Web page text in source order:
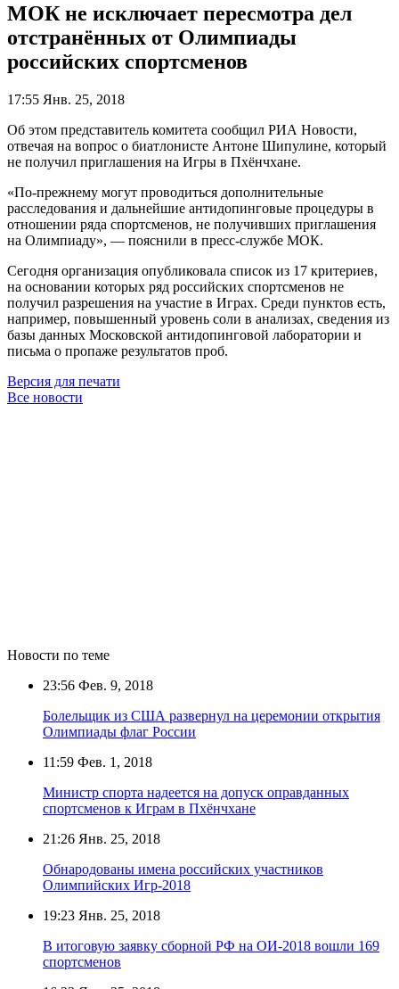
МОК не исключает пересмотра дел
отстранённых от Олимпиады
российских спортсменов
17:55 Янв. 25, 2018
Об этом представитель комитета сообщил РИА Новости,
отвечая на вопрос о биатлонисте Антоне Шипулине, который
не получил приглашения на Игры в Пхёнчхане.
«По-прежнему могут проводиться дополнительные
расследования и дальнейшие антидопинговые процедуры в
отношении ряда спортсменов, не получивших приглашения
на Олимпиаду», — пояснили в пресс-службе МОК.
Сегодня организация опубликовала список из 17 критериев,
на основании которых ряд российских спортсменов не
получил разрешения на участие в Играх. Среди пунктов есть,
например, повышенный уровень соли в анализах, сведения из
базы данных Московской антидопинговой лаборатории и
письма о пропаже результатов проб.
Версия для печати
Все новости
Новости по теме
23:56 Фев. 9, 2018
Болельщик из США развернул на церемонии открытия
Олимпиады флаг России
11:59 Фев. 1, 2018
Министр спорта надеется на допуск оправданных
спортсменов к Играм в Пхёнчхане
21:26 Янв. 25, 2018
Обнародованы имена российских участников
Олимпийских Игр-2018
19:23 Янв. 25, 2018
В итоговую заявку сборной РФ на ОИ-2018 вошли 169
спортсменов